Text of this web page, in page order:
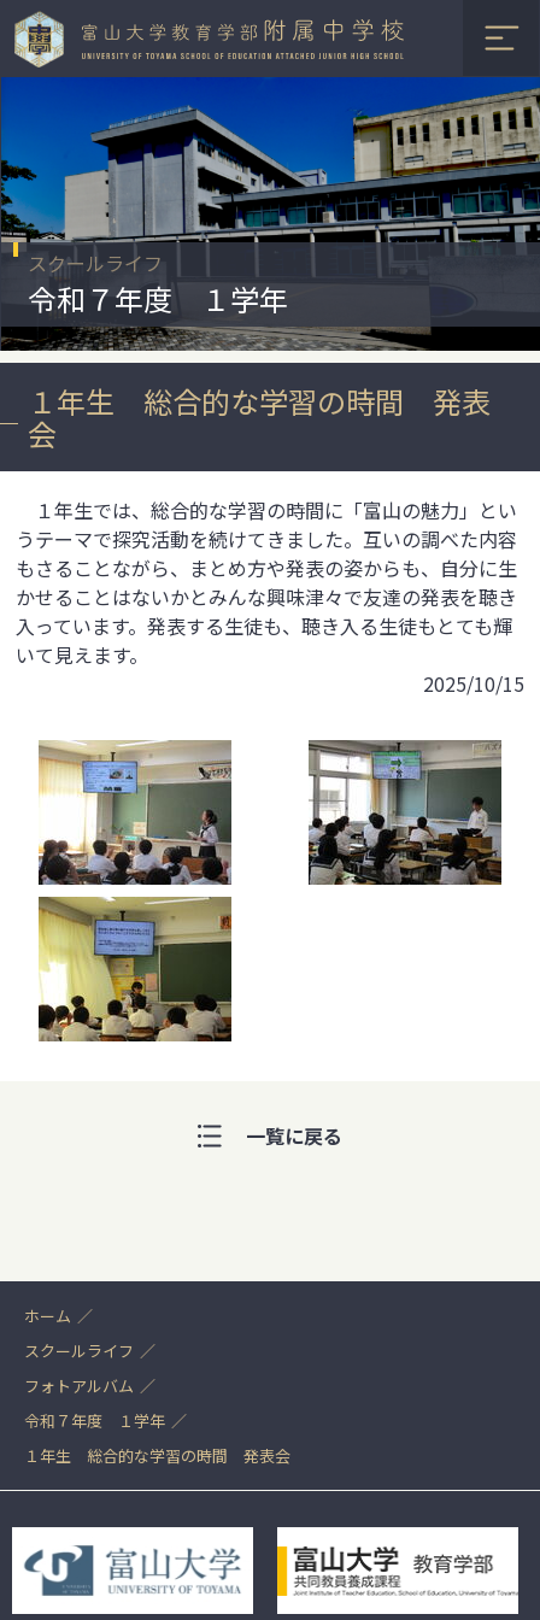
スクールライフ
令和７年度 １学年
一覧に戻る
１年生 総合的な学習の時間 発表
会
１年生では、総合的な学習の時間に「富山の魅力」とい
うテーマで探究活動を続けてきました。互いの調べた内容
もさることながら、まとめ方や発表の姿からも、自分に生
かせることはないかとみんな興味津々で友達の発表を聴き
入っています。発表する生徒も、聴き入る生徒もとても輝
いて見えます。
2025/10/15
ホーム
スクールライフ
フォトアルバム
令和７年度 １学年
１年生 総合的な学習の時間 発表会